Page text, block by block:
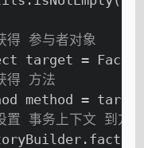
参与者对象
target =
方法
method =
事务上下文 到方